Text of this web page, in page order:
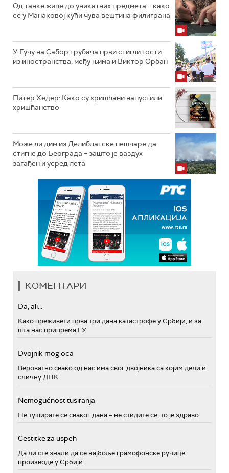
Од танке жице до уникатних предмета – како
се у Манаковој кући чува вештина филиграна
У Гучу на Сабор трубача први стигли гости
из иностранства, међу њима и Виктор Орбан
Питер Хедер: Како су хришћани напустили
хришћанство
Може ли дим из Делиблатске пешчаре да
стигне до Београда – зашто је ваздух
загађен и усред лета
КОМЕНТАРИ
Da, ali...
Како преживети прва три дана катастрофе у Србији, и за
шта нас припрема ЕУ
Dvojnik mog oca
Вероватно свако од нас има свог двојника са којим дели и
сличну ДНК
Nemogućnost tusiranja
Не туширате се сваког дана – не стидите се, то је здраво
Cestitke za uspeh
Да ли сте знали да се најбоље грамофонске ручице
производе у Србији